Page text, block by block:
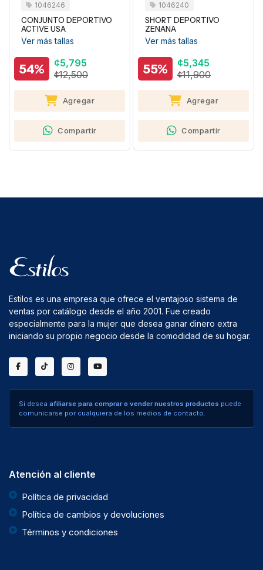
1046246
CONJUNTO DEPORTIVO
ACTIVE USA
Ver más tallas
54%
¢5,795
¢12,500
Agregar
Compartir
1046240
SHORT DEPORTIVO
ZENANA
Ver más tallas
55%
¢5,345
¢11,900
Agregar
Compartir
Estilos es una empresa que ofrece el ventajoso sistema de
ventas por catálogo desde el año 2001. Fue creado
especialmente para la mujer que desea ganar dinero extra
iniciando su propio negocio desde la comodidad de su hogar.
Si desea afiliarse para comprar o vender nuestros productos puede
comunicarse por cualquiera de los medios de contacto.
Atención al cliente
Política de privacidad
Política de cambios y devoluciones
Términos y condiciones